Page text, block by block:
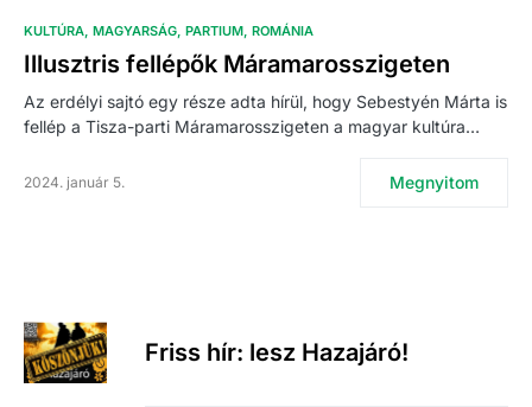
KULTÚRA MAGYARSÁG PARTIUM ROMÁNIA
Illusztris fellépők Máramarosszigeten
Az erdélyi sajtó egy része adta hírül, hogy Sebestyén Márta is
fellép a Tisza-parti Máramarosszigeten a magyar kultúra…
2024. január 5. Megnyitom
Friss hír: lesz Hazajáró!